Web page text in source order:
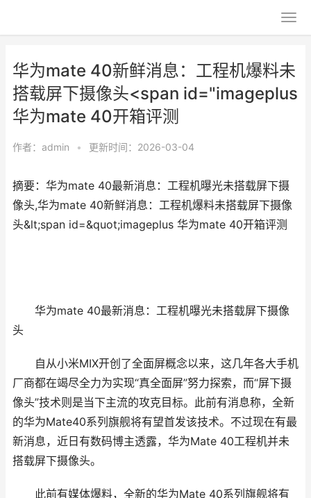
华为mate 40新鲜消息：工程机爆料未
搭载屏下摄像头<span id="imageplus
华为mate 40开箱评测
作者： admin • 更新时间：2026-03-04
摘要：华为mate 40最新消息：工程机曝光未搭载屏下摄
像头,华为mate 40新鲜消息：工程机爆料未搭载屏下摄像
头&lt;span id=&quot;imageplus 华为mate 40开箱评测
华为mate 40最新消息：工程机曝光未搭载屏下摄像
头
自从小米MIX开创了全面屏概念以来，这几年各大手机
厂商都在竭尽全力为实现“真全面屏”努力探索，而“屏下摄
像头”技术则是当下主流的攻克目标。此前有消息称，全新
的华为Mate40系列旗舰将有望首发该技术。不过现在有最
新消息，近日有数码博主透露，华为Mate 40工程机并未
搭载屏下摄像头。
此前有媒体爆料，全新的华为Mate 40系列旗舰将有